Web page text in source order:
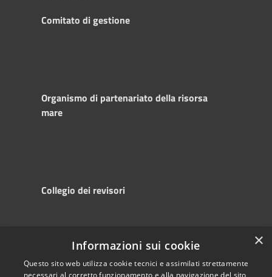
Comitato di gestione
Organismo di partenariato della risorsa
mare
Collegio dei revisori
Accessibility
Copyright © 2025
Autorità di
×
Informazioni sui cookie
Questo sito web utilizza cookie tecnici e assimilati strettamente
necessari al corretto funzionamento e alla navigazione del sito,